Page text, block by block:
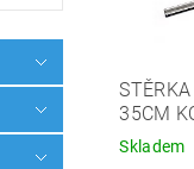
35CM
Skladem